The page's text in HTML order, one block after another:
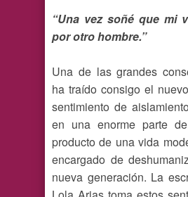
“Una vez soñé que mi
por otro hombre.”
Una de las grandes
ha traído consigo el
sentimiento de
en una enorme parte
producto de una vida
encargado de
nueva generación. La